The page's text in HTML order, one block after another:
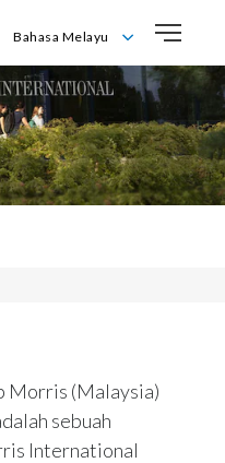
Bahasa Melayu
Bahasa Melayu
English
Morris (Malaysia)
sebuah
International